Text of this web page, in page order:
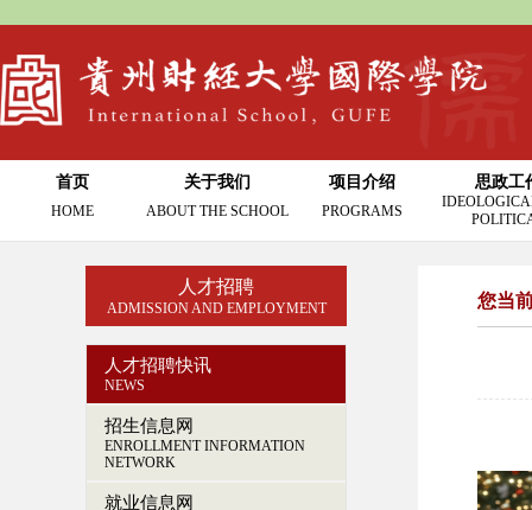
首页
HOME
关于我们
ABOUT THE SCHOOL
项目介绍
PROGRAMS
思政工
人才招聘
ADMISSION AND EMPLOYMENT
人才招聘快讯
NEWS
招生信息网
ENROLLMENT INFORMATION
NETWORK
就业信息网
您当